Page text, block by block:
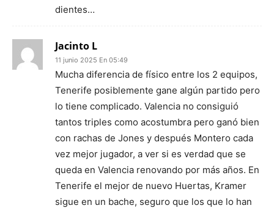
dientes…
Jacinto L
11 junio 2025 En 05:49
Mucha diferencia de físico entre los 2 equipos,
Tenerife posiblemente gane algún partido pero
lo tiene complicado. Valencia no consiguió
tantos triples como acostumbra pero ganó bien
con rachas de Jones y después Montero cada
vez mejor jugador, a ver si es verdad que se
queda en Valencia renovando por más años. En
Tenerife el mejor de nuevo Huertas, Kramer
sigue en un bache, seguro que los que lo han